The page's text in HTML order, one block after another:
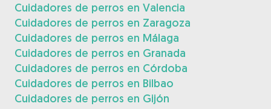
Cuidadores de perros en Valencia
Cuidadores de perros en Zaragoza
Cuidadores de perros en Málaga
Cuidadores de perros en Granada
Cuidadores de perros en Córdoba
Cuidadores de perros en Bilbao
Cuidadores de perros en Gijón